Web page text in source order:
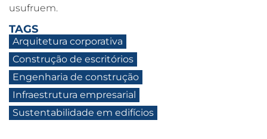
usufruem.
TAGS
Arquitetura corporativa
Construção de escritórios
Engenharia de construção
Infraestrutura empresarial
Sustentabilidade em edifícios